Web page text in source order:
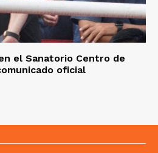
el Sanatorio Centro de
oficial